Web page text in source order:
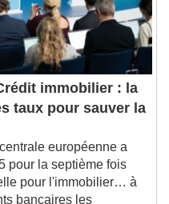
immobilier : la
taux pour sauver la
européenne a
pour la septième fois
pour l'immobilier… à